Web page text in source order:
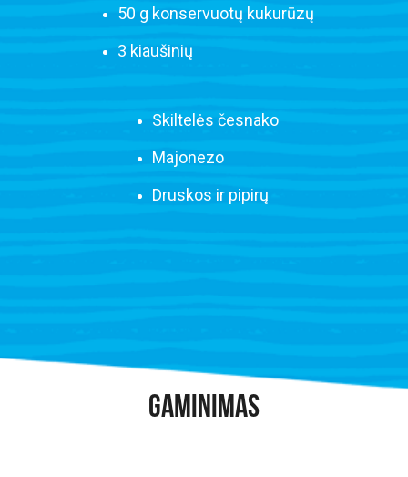
50 g konservuotų kukurūzų
3 kiaušinių
Skiltelės česnako
Majonezo
Druskos ir pipirų
GAMINIMAS